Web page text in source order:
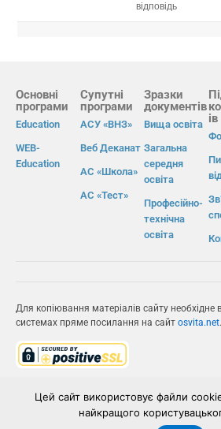
відповідь
Основні
програми
Education
WEB-
Education
Супутні
програми
АСУ «ВНЗ»
Веб Деканат
АС «Школа»
АС «Тест»
Зразки
документів
Вища освіта
Загальна
середня
освіта
Професійно-
технічна
освіта
ів
Для копіювання матеріалів сайту необхідне
системах пряме посилання на сайт osvita.net.
ІВС «ОСВІТА»
Цей сайт використовує файли
найкращого